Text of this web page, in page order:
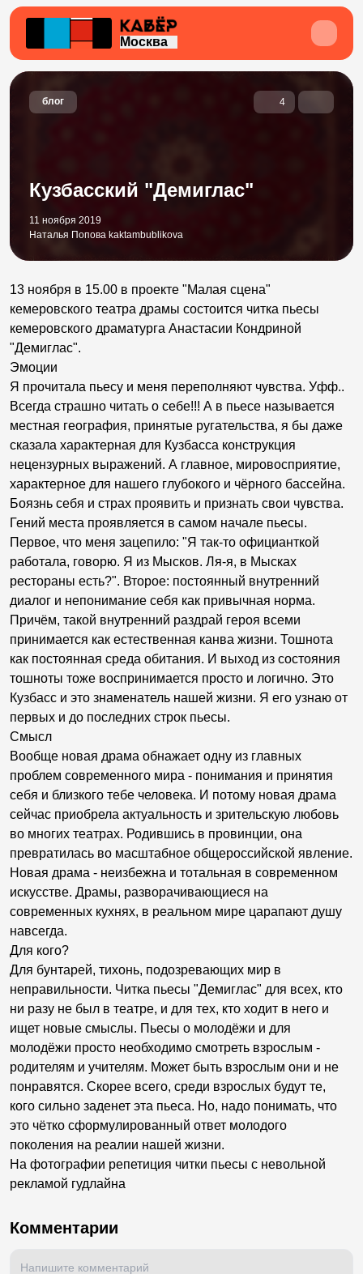
Москва
блог 4
Кузбасский "Демиглас"
11 ноября 2019
Наталья Попова kaktambublikova
13 ноября в 15.00 в проекте "Малая сцена"
кемеровского театра драмы состоится читка пьесы
кемеровского драматурга Анастасии Кондриной
"Демиглас".
Эмоции
Я прочитала пьесу и меня переполняют чувства. Уфф..
Всегда страшно читать о себе!!! А в пьесе называется
местная география, принятые ругательства, я бы даже
сказала характерная для Кузбасса конструкция
нецензурных выражений. А главное, мировосприятие,
характерное для нашего глубокого и чёрного бассейна.
Боязнь себя и страх проявить и признать свои чувства.
Гений места проявляется в самом начале пьесы.
Первое, что меня зацепило: "Я так-то официанткой
работала, говорю. Я из Мысков. Ля-я, в Мысках
рестораны есть?". Второе: постоянный внутренний
диалог и непонимание себя как привычная норма.
Причём, такой внутренний раздрай героя всеми
принимается как естественная канва жизни. Тошнота
как постоянная среда обитания. И выход из состояния
тошноты тоже воспринимается просто и логично. Это
Кузбасс и это знаменатель нашей жизни. Я его узнаю от
первых и до последних строк пьесы.
Смысл
Вообще новая драма обнажает одну из главных
проблем современного мира - понимания и принятия
себя и близкого тебе человека. И потому новая драма
сейчас приобрела актуальность и зрительскую любовь
во многих театрах. Родившись в провинции, она
превратилась во масштабное общероссийской явление.
Новая драма - неизбежна и тотальная в современном
искусстве. Драмы, разворачивающиеся на
современных кухнях, в реальном мире царапают душу
навсегда.
Для кого?
Для бунтарей, тихонь, подозревающих мир в
неправильности. Читка пьесы "Демиглас" для всех, кто
ни разу не был в театре, и для тех, кто ходит в него и
ищет новые смыслы. Пьесы о молодёжи и для
молодёжи просто необходимо смотреть взрослым -
родителям и учителям. Может быть взрослым они и не
понравятся. Скорее всего, среди взрослых будут те,
кого сильно заденет эта пьеса. Но, надо понимать, что
это чётко сформулированный ответ молодого
поколения на реалии нашей жизни.
На фотографии репетиция читки пьесы с невольной
рекламой гудлайна
Комментарии